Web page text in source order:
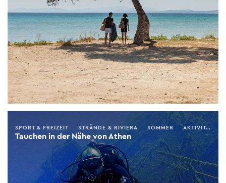
Tauchen in der Nähe von Athen
SPORT & FREIZEIT STRÄNDE & RIVIERA SOMMER AKTIVITÄTEN